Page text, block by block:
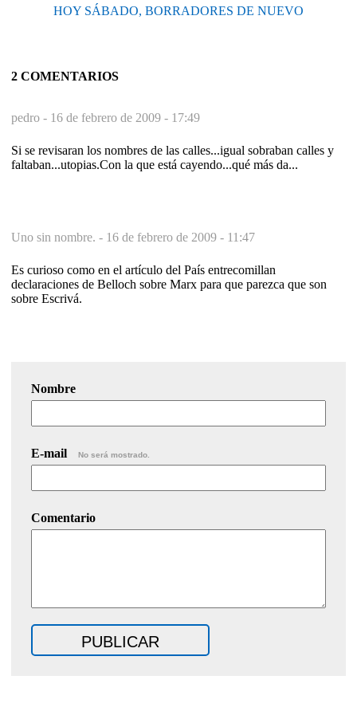
HOY SÁBADO, BORRADORES DE NUEVO
2 COMENTARIOS
pedro - 16 de febrero de 2009 - 17:49
Si se revisaran los nombres de las calles...igual sobraban calles y
faltaban...utopias.Con la que está cayendo...qué más da...
Uno sin nombre. - 16 de febrero de 2009 - 11:47
Es curioso como en el artículo del País entrecomillan
declaraciones de Belloch sobre Marx para que parezca que son
sobre Escrivá.
Nombre
E-mail No será mostrado.
Comentario